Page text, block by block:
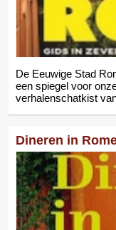
De Eeuwige Stad
een spiegel voor
verhalenschatkist
Dineren in